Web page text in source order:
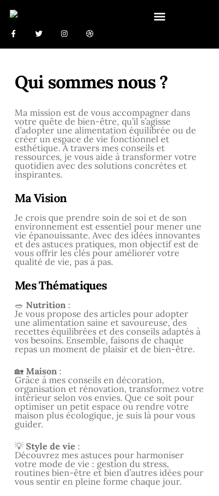
Qui sommes nous ?
Ma mission est de vous accompagner dans
votre quête de bien-être, qu’il s’agisse
d’adopter une alimentation équilibrée ou de
créer un espace de vie fonctionnel et
esthétique. À travers mes conseils et
ressources, je vous aide à transformer votre
quotidien avec des solutions concrètes et
inspirantes.
Ma Vision
Je crois que prendre soin de soi et de son
environnement est essentiel pour mener une
vie épanouissante. Avec des idées innovantes
et des astuces pratiques, mon objectif est de
vous offrir les clés pour améliorer votre
qualité de vie, pas à pas.
Mes Thématiques
🥗 Nutrition :
Je vous propose des articles pour adopter
une alimentation saine et savoureuse, des
recettes équilibrées et des conseils adaptés à
vos besoins. Ensemble, faisons de chaque
repas un moment de plaisir et de bien-être.
🏡 Maison :
Grâce à mes conseils en décoration,
organisation et rénovation, transformez votre
intérieur selon vos envies. Que ce soit pour
optimiser un petit espace ou rendre votre
maison plus écologique, je suis là pour vous
guider.
💡 Style de vie :
Découvrez mes astuces pour harmoniser
votre mode de vie : gestion du stress,
routines bien-être et bien d’autres idées pour
vous sentir en pleine forme chaque jour.